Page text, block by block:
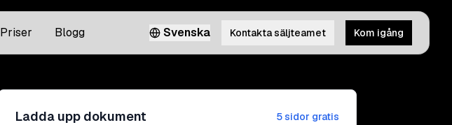
Priser Blogg Svenska Kontakta säljteamet Kom igång
Ladda upp dokument 5 sidor gratis